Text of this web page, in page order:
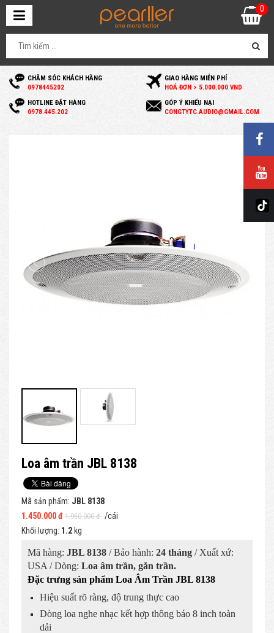
CHĂM SÓC KHÁCH HÀNG
0978445202
GIAO HÀNG MIỄN PHÍ
HOÁ ĐƠN > 5.000.000 VND
HOTLINE ĐẶT HÀNG
0978.445.202
GÓP Ý KHIẾU NẠI
CONGTYTC.AUDIO@GMAIL.COM
0
Loa âm trần JBL 8138
Mã sản phẩm: JBL 8138
1.450.000 đ 1.950.000 đ /cái
Khối lượng: 1.2 kg
Mã hàng: JBL 8138 / Bảo hành: 24 tháng / Xuất xứ:
USA / Dòng: Loa âm trần, gắn trần.
Đặc trưng sản phẩm Loa Âm Trần JBL 8138
Hiệu suất rõ ràng, độ trung thực cao
Dòng loa nghe nhạc kết hợp thông báo 8 inch toàn
dải